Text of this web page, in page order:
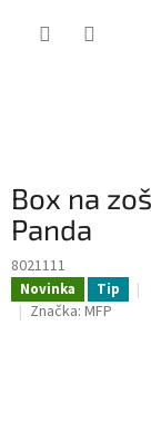
Box na
Panda
8021111
Novinka Tip
Značka: MFP